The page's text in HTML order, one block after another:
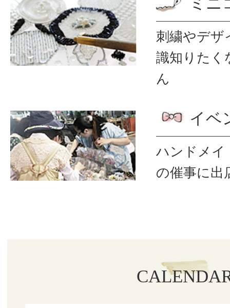
刺繍やデザ
識知りたく
ん
イベ
ハンドメイ
の催事に出